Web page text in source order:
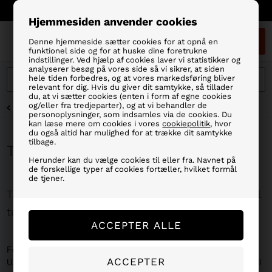
Hjemmesiden anvender cookies
Denne hjemmeside sætter cookies for at opnå en
funktionel side og for at huske dine foretrukne
indstillinger. Ved hjælp af cookies laver vi statistikker og
analyserer besøg på vores side så vi sikrer, at siden
hele tiden forbedres, og at vores markedsføring bliver
relevant for dig. Hvis du giver dit samtykke, så tillader
du, at vi sætter cookies (enten i form af egne cookies
og/eller fra tredjeparter), og at vi behandler de
personoplysninger, som indsamles via de cookies. Du
kan læse mere om cookies i vorescookiepolitik, hvor
du også altid har mulighed for at trække dit samtykke
tilbage.
Herunder kan du vælge cookies til eller fra. Navnet på
de forskellige typer af cookies fortæller, hvilket formål
de tjener.
FORSIDE»WADERS»TILBEHØR TIL WADERS
TILBEHØR TIL WADERS
Tilbehør til waders – Vedligeholdelse og udstyr til
turen
Forlæng levetiden på dit grej med det rette
Uanset om du har brug for en hurtig reparation ved vandet eller vil